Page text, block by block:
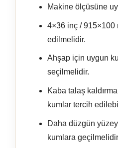
Makine ölçüsüne
4×36 inç / 915×100
edilmelidir.
Ahşap için uygun
seçilmelidir.
Kaba talaş
kumlar tercih
Daha düzgün
kumlara